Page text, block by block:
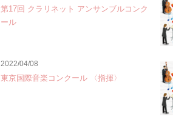
第17回 クラリネット アンサンブルコンク
ール
2022/04/08
東京国際音楽コンクール 〈指揮〉